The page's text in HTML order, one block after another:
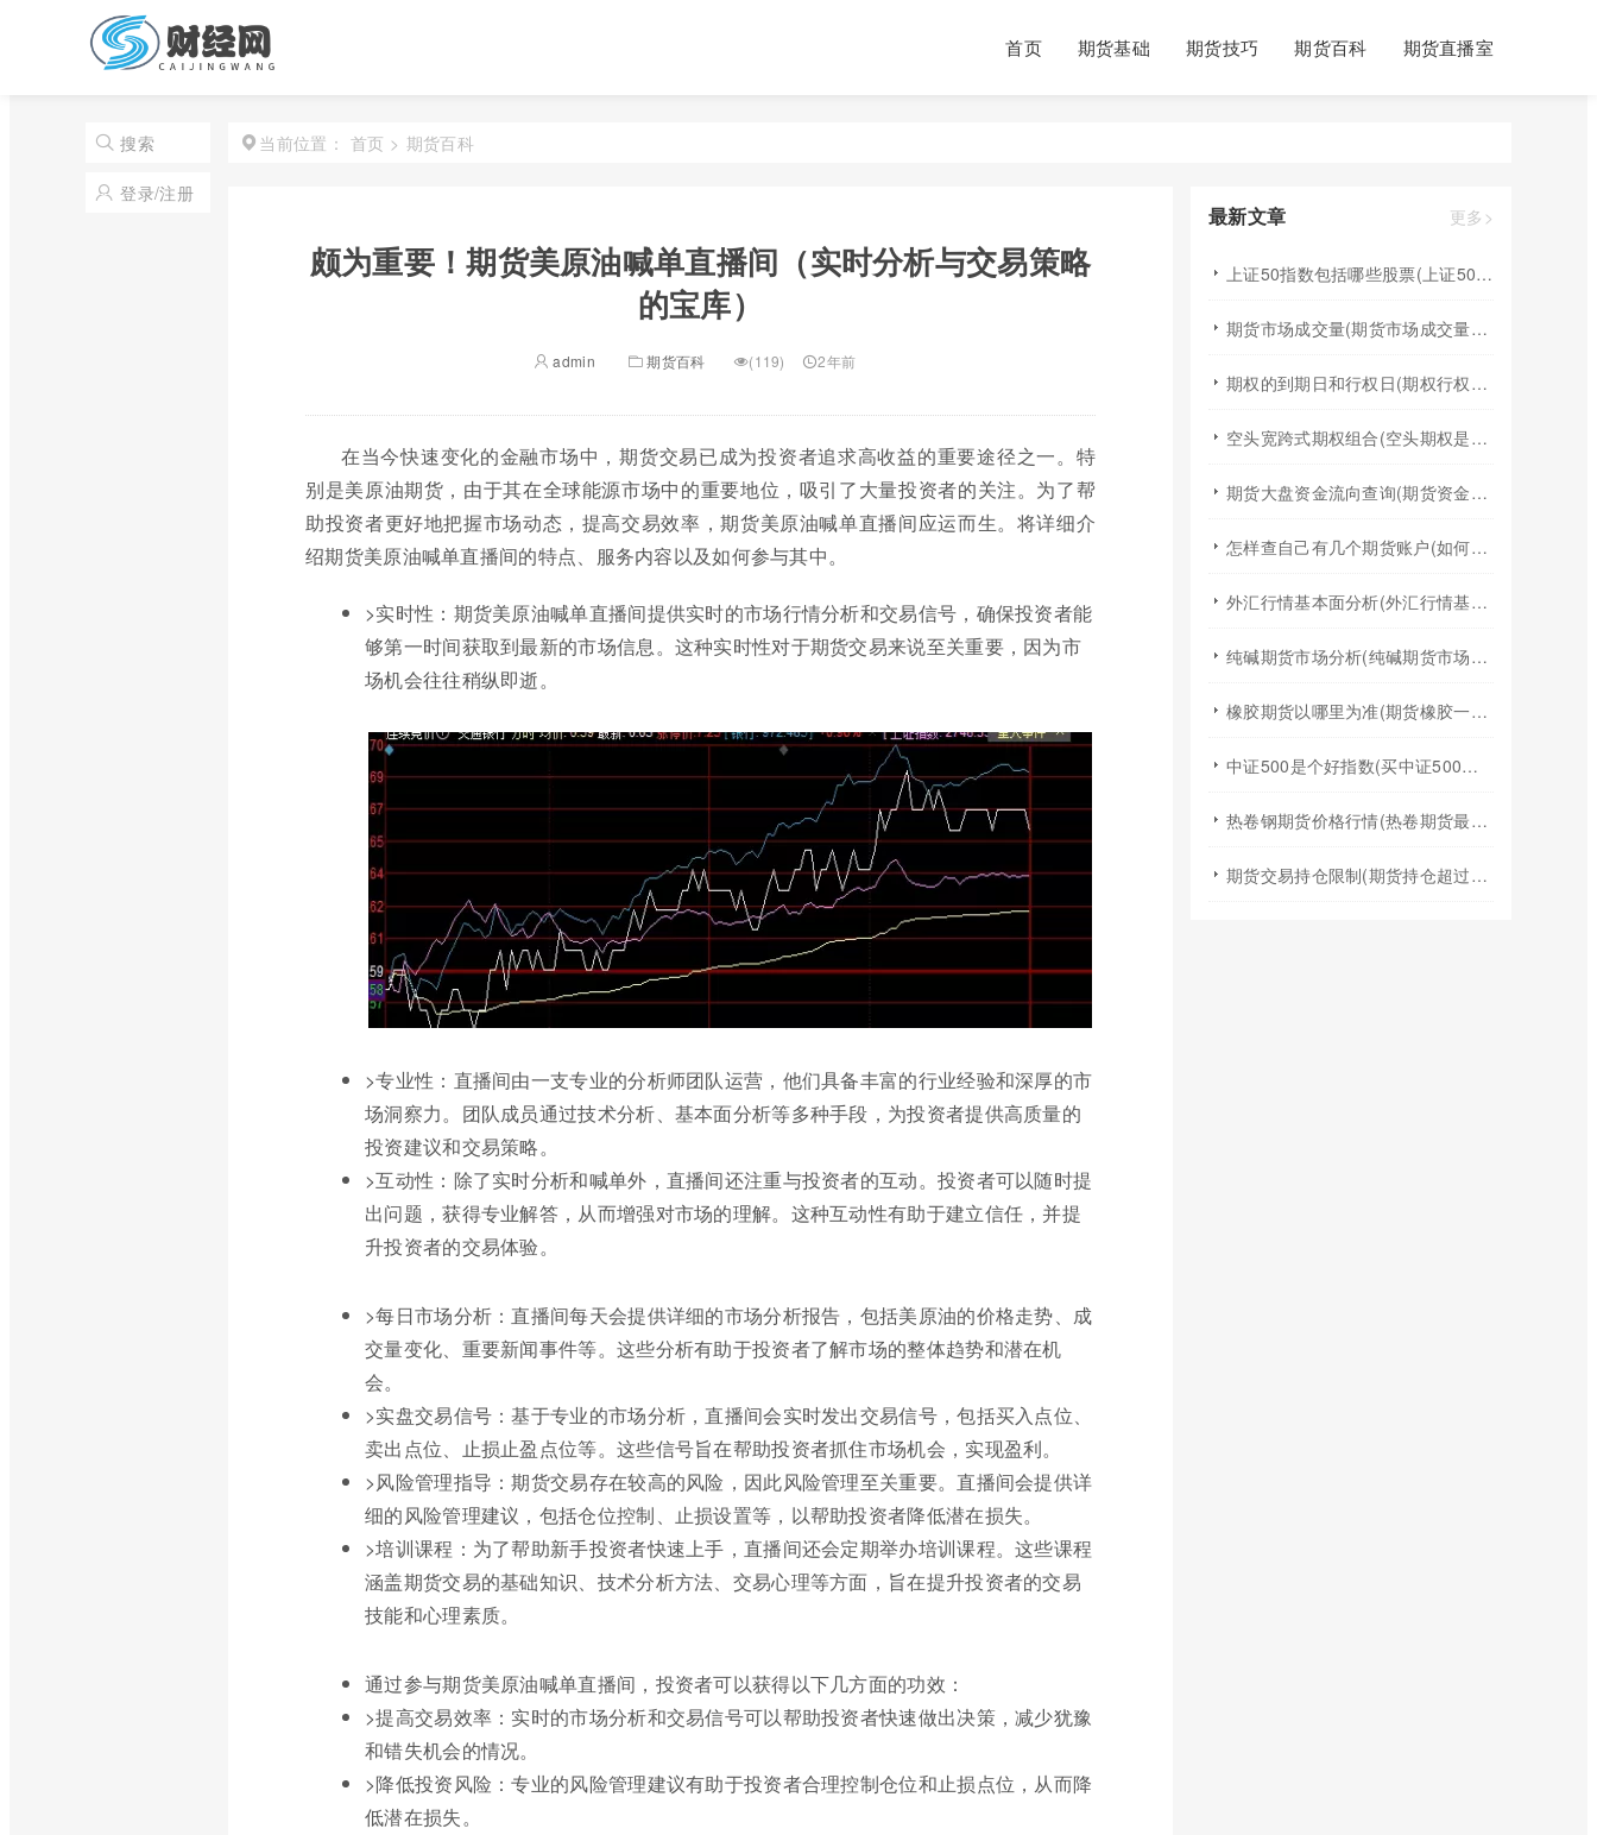
首页 期货基础 期货技巧 期货百科 期货直播室
搜索
登录/注册
当前位置： 首页 > 期货百科
颇为重要！期货美原油喊单直播间（实时分析与交易策略
的宝库）
admin 期货百科 (119) 2年前
在当今快速变化的金融市场中，期货交易已成为投资者追求高收益的重要途径之一。特
别是美原油期货，由于其在全球能源市场中的重要地位，吸引了大量投资者的关注。为了帮
助投资者更好地把握市场动态，提高交易效率，期货美原油喊单直播间应运而生。将详细介
绍期货美原油喊单直播间的特点、服务内容以及如何参与其中。
>实时性：期货美原油喊单直播间提供实时的市场行情分析和交易信号，确保投资者能
够第一时间获取到最新的市场信息。这种实时性对于期货交易来说至关重要，因为市
场机会往往稍纵即逝。
>专业性：直播间由一支专业的分析师团队运营，他们具备丰富的行业经验和深厚的市
场洞察力。团队成员通过技术分析、基本面分析等多种手段，为投资者提供高质量的
投资建议和交易策略。
>互动性：除了实时分析和喊单外，直播间还注重与投资者的互动。投资者可以随时提
出问题，获得专业解答，从而增强对市场的理解。这种互动性有助于建立信任，并提
升投资者的交易体验。
>每日市场分析：直播间每天会提供详细的市场分析报告，包括美原油的价格走势、成
交量变化、重要新闻事件等。这些分析有助于投资者了解市场的整体趋势和潜在机
会。
>实盘交易信号：基于专业的市场分析，直播间会实时发出交易信号，包括买入点位、
卖出点位、止损止盈点位等。这些信号旨在帮助投资者抓住市场机会，实现盈利。
>风险管理指导：期货交易存在较高的风险，因此风险管理至关重要。直播间会提供详
细的风险管理建议，包括仓位控制、止损设置等，以帮助投资者降低潜在损失。
>培训课程：为了帮助新手投资者快速上手，直播间还会定期举办培训课程。这些课程
涵盖期货交易的基础知识、技术分析方法、交易心理等方面，旨在提升投资者的交易
技能和心理素质。
通过参与期货美原油喊单直播间，投资者可以获得以下几方面的功效：
>提高交易效率：实时的市场分析和交易信号可以帮助投资者快速做出决策，减少犹豫
和错失机会的情况。
>降低投资风险：专业的风险管理建议有助于投资者合理控制仓位和止损点位，从而降
低潜在损失。
最新文章 更多>
上证50指数包括哪些股票(上证50指数包含哪些股票)
期货市场成交量(期货市场成交量萎缩)
期权的到期日和行权日(期权行权日到期虚值期权都将清零)
空头宽跨式期权组合(空头期权是什么意思)
期货大盘资金流向查询(期货资金流向查询)
怎样查自己有几个期货账户(如何查询自己有几个证券期货账户)
外汇行情基本面分析(外汇行情基本面分析实验报告)
纯碱期货市场分析(纯碱期货市场分析图)
橡胶期货以哪里为准(期货橡胶一手手续费)
中证500是个好指数(买中证500指数基金)
热卷钢期货价格行情(热卷期货最新行情今天)
期货交易持仓限制(期货持仓超过持仓限额)